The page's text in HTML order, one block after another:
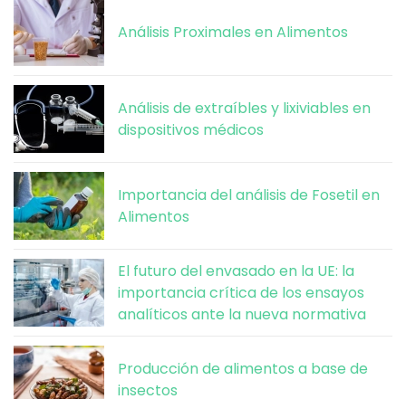
Análisis Proximales en Alimentos
Análisis de extraíbles y lixiviables en
dispositivos médicos
Importancia del análisis de Fosetil en
Alimentos
El futuro del envasado en la UE: la
importancia crítica de los ensayos
analíticos ante la nueva normativa
Producción de alimentos a base de
insectos